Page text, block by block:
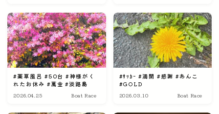
#薬草風呂 #50台 #神様がく
れたお休み #萬金 #淡路島
2026.04.25 Boat Race
#ｻｯｶｰ #満開 #感謝 #あんこ
#GOLD
2026.03.10 Boat Race